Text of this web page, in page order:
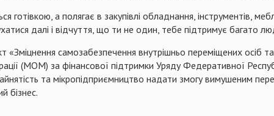
готівкою, а полягає в закупівлі обладнання,
далі і відчуття, що ти не один, тебе підтримує багато
«Зміцнення самозабезпечення внутрішньо переміщених осіб
(МОМ) за фінансової підтримки Уряду Федеративної
та мікропідприємництво надати змогу вимушеним
бізнес.